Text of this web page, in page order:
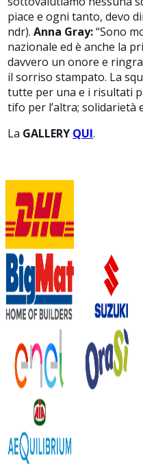
piace e ogni tanto, devo
ndr). Anna Gray:“Sono
nazionale ed è anche la
davvero un onore e
il sorriso stampato. La
tutte per una e i risultati
tifo per l’altra; solidarietà
La GALLERY QUI.